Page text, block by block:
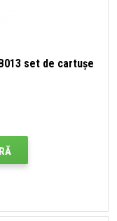
set de cartușe